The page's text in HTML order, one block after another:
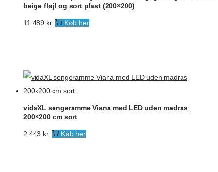
beige fløjl og sort plast (200×200)
11.489 kr. Køb her
vidaXL sengeramme Viana med LED uden madras
200×200 cm sort
2.443 kr. Køb her